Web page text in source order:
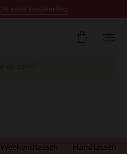
Weekendtassen Handtassen